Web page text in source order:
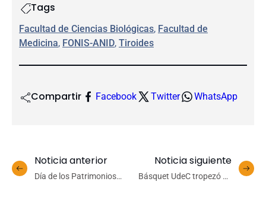
Tags
Facultad de Ciencias Biológicas, Facultad de
Medicina, FONIS-ANID, Tiroides
Compartir Facebook Twitter WhatsApp
Noticia anterior
Día de los Patrimonios
Noticia siguiente
Básquet UdeC tropezó en